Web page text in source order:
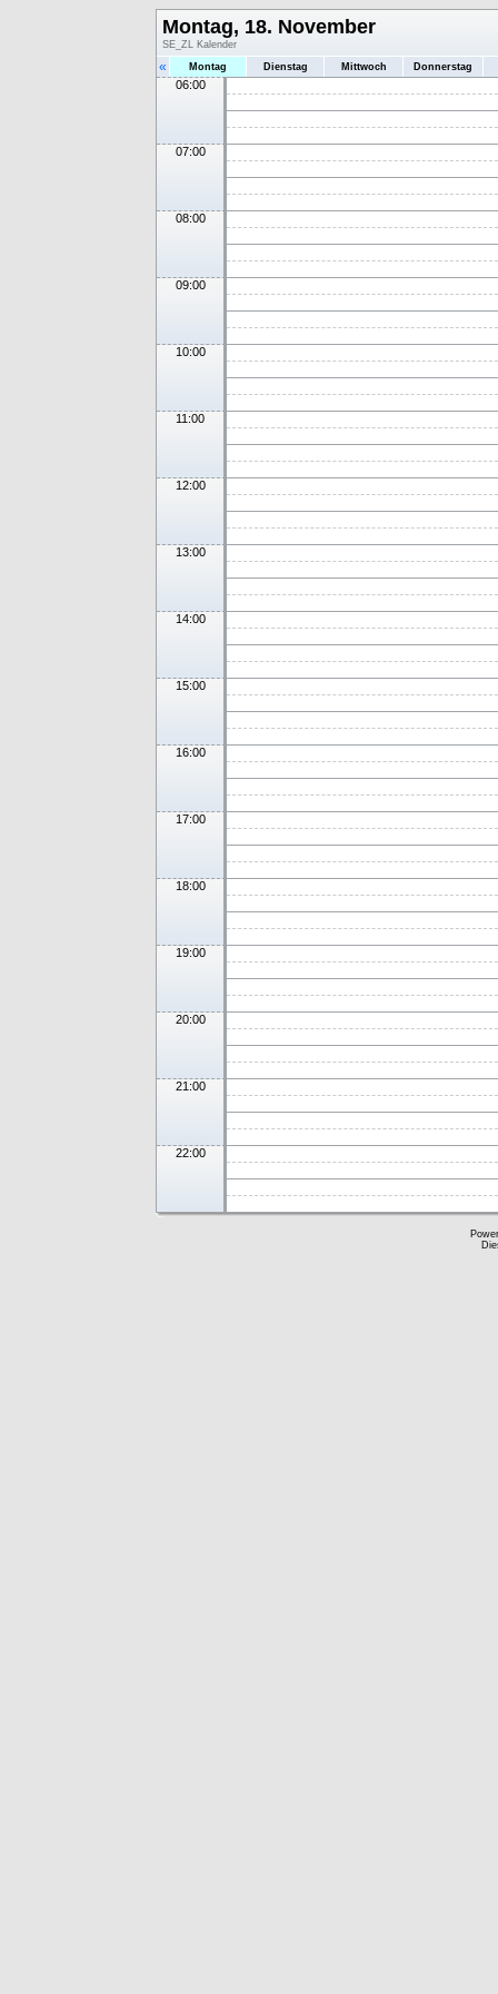
Montag, 18. November
SE_ZL Kalender
« Montag Dienstag Mittwoch Donnerstag
06:00
07:00
08:00
09:00
10:00
11:00
12:00
13:00
14:00
15:00
16:00
17:00
18:00
19:00
20:00
21:00
22:00